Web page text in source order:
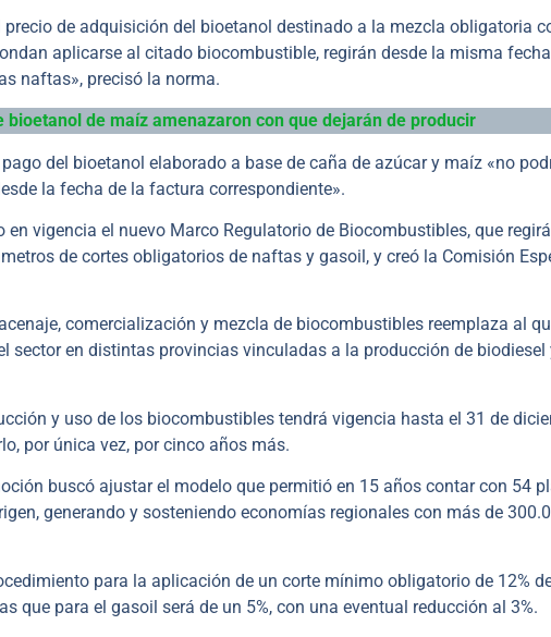
de adquisición del bioetanol destinado a la mezcla obligatoria
aplicarse al citado biocombustible, regirán desde la misma
naftas», precisó la norma.
bioetanol de maíz amenazaron con que dejarán de producir
del bioetanol elaborado a base de caña de azúcar y maíz «no
la fecha de la factura correspondiente».
en vigencia el nuevo Marco Regulatorio de Biocombustibles, que
de cortes obligatorios de naftas y gasoil, y creó la Comisión
comercialización y mezcla de biocombustibles reemplaza al
sector en distintas provincias vinculadas a la producción de
y uso de los biocombustibles tendrá vigencia hasta el 31 de
por única vez, por cinco años más.
buscó ajustar el modelo que permitió en 15 años contar con 54
generando y sosteniendo economías regionales con más de
para la aplicación de un corte mínimo obligatorio de 12%
que para el gasoil será de un 5%, con una eventual reducción al 3%.